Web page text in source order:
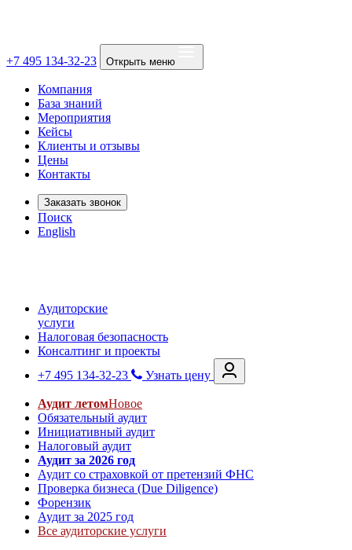
+7 495 134-32-23 Открыть меню
Компания
База знаний
Мероприятия
Кейсы
Клиенты и отзывы
Цены
Контакты
Заказать звонок
Поиск
English
Аудиторские
услуги
Налоговая безопасность
Консалтинг и проекты
+7 495 134-32-23
Узнать цену
Аудит летомНовое
Обязательный аудит
Инициативный аудит
Налоговый аудит
Аудит за 2026 год
Аудит со страховкой от претензий ФНС
Проверка бизнеса (Due Diligence)
Форензик
Аудит за 2025 год
Все аудиторские услуги